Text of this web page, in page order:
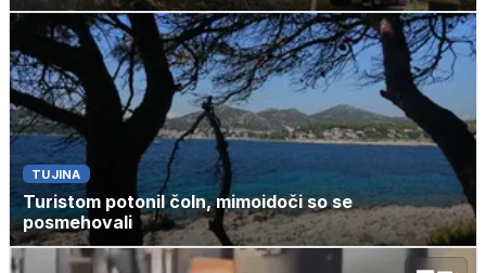
TUJINA
Turistom potonil čoln, mimoidoči so se
posmehovali